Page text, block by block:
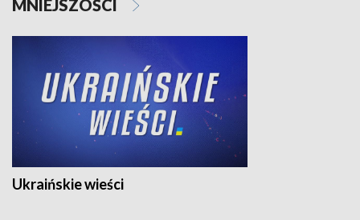
MNIEJSZOŚCI
Ukraińskie wieści